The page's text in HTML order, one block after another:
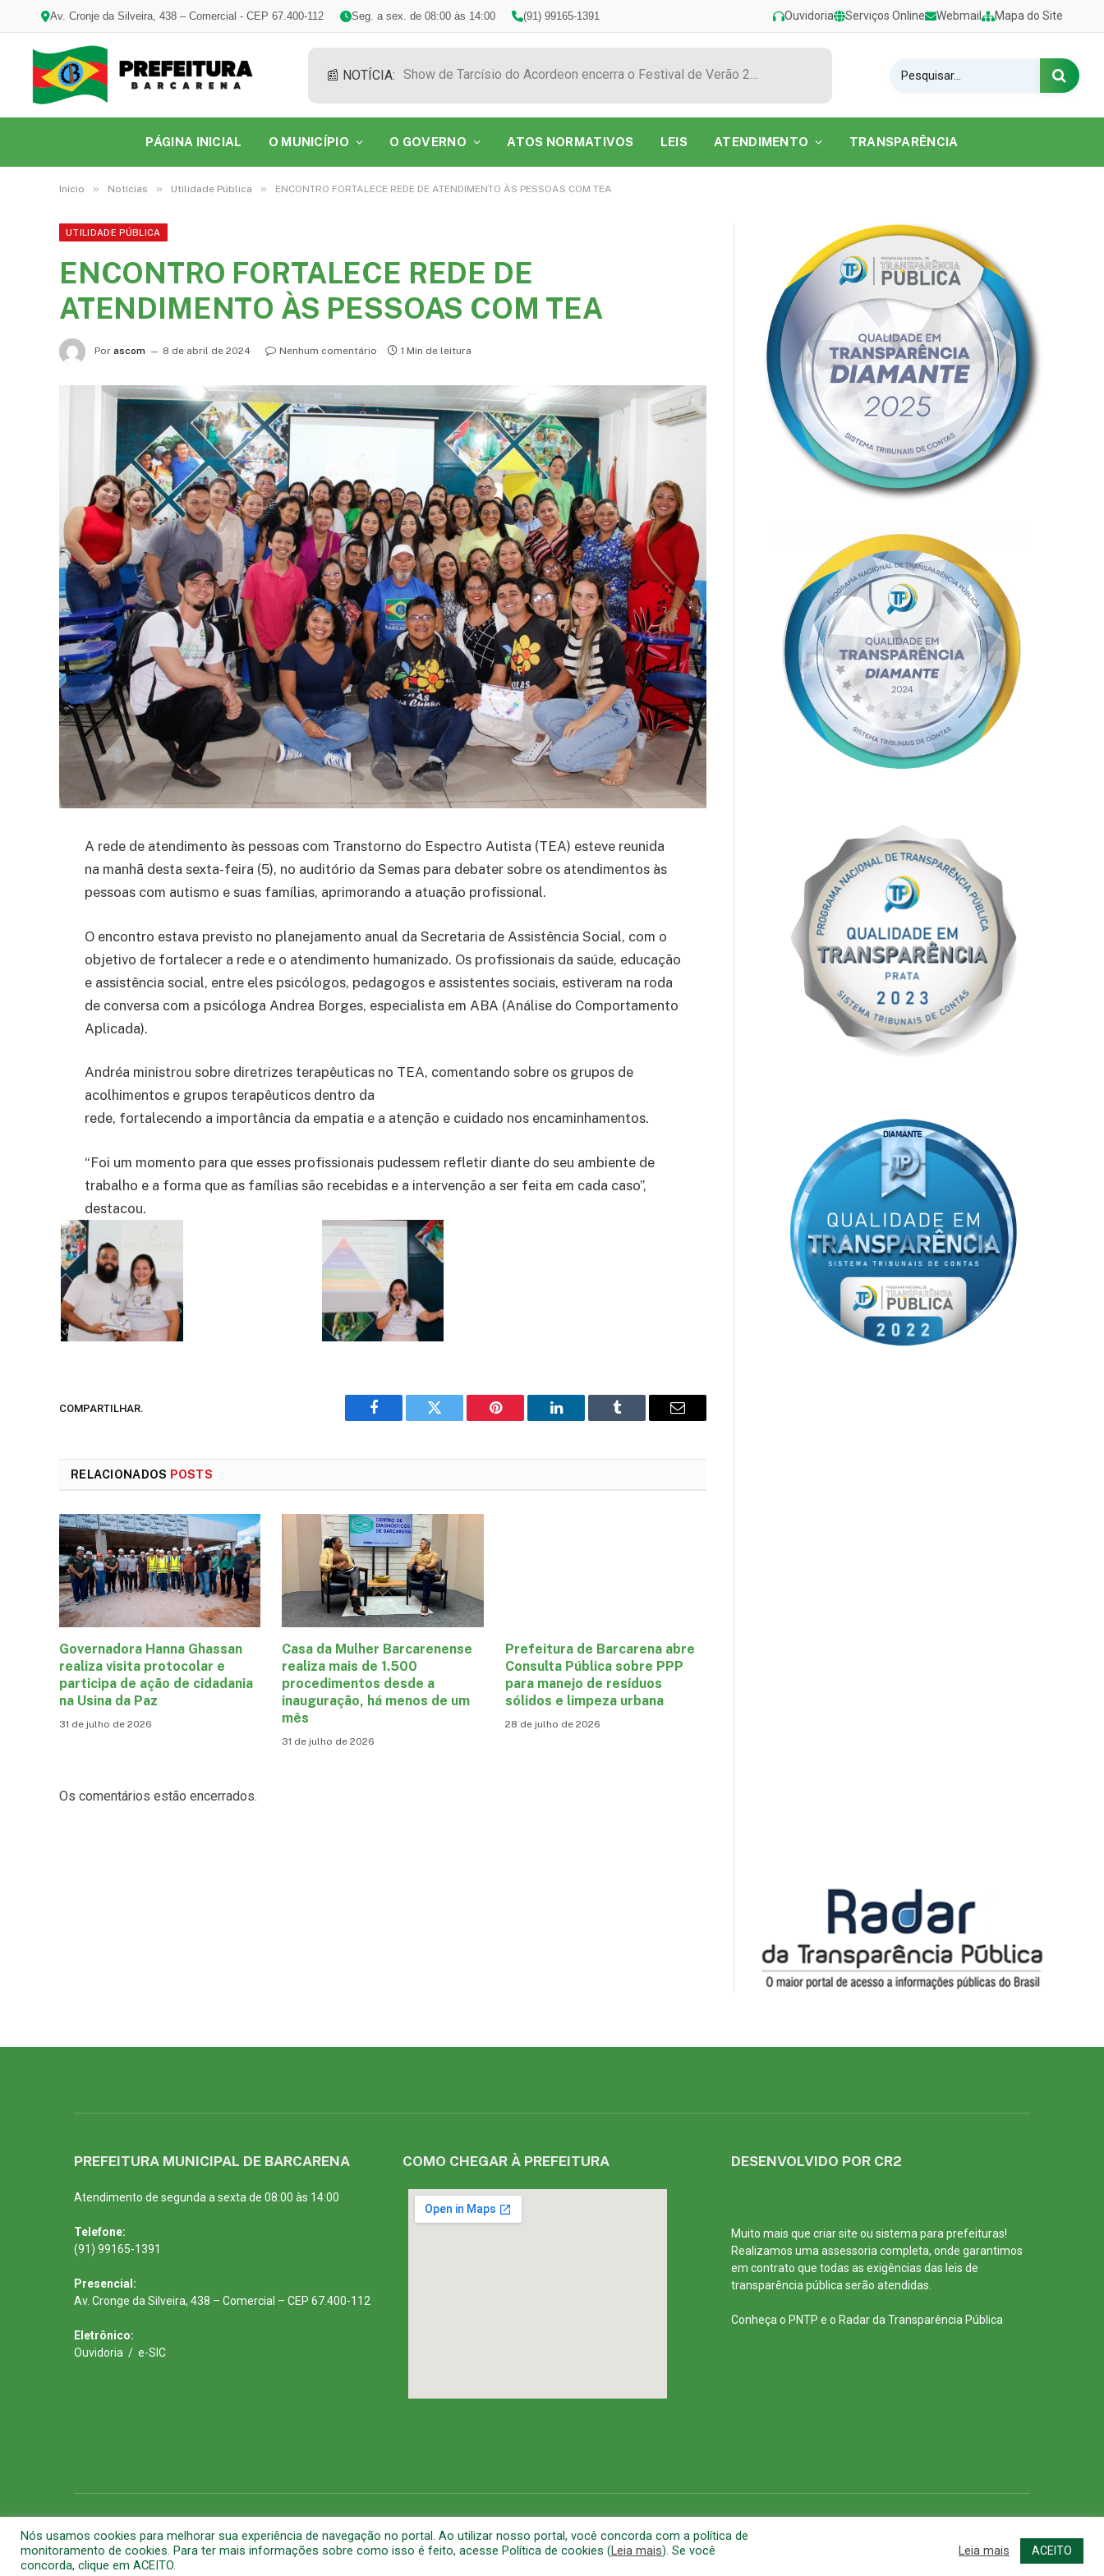
Av. Cronje da Silveira, 438 – Comercial - CEP 67.400-112 Seg. a sex. de 08:00 às 14:00 (91) 99165-1391 Ouvidoria Serviços Online Webmail Mapa do Site
📰 NOTÍCIA: Show de Tarcísio do Acordeon encerra o Festival de Verão 2026 na Praia do Caripi
PÁGINA INICIAL O MUNICÍPIO O GOVERNO ATOS NORMATIVOS LEIS ATENDIMENTO TRANSPARÊNCIA
Início » Notícias » Utilidade Pública » ENCONTRO FORTALECE REDE DE ATENDIMENTO ÀS PESSOAS COM TEA
UTILIDADE PÚBLICA
ENCONTRO FORTALECE REDE DE
ATENDIMENTO ÀS PESSOAS COM TEA
Por ascom 8 de abril de 2024 Nenhum comentário 1 Min de leitura
A rede de atendimento às pessoas com Transtorno do Espectro Autista (TEA) esteve reunida
na manhã desta sexta-feira (5), no auditório da Semas para debater sobre os atendimentos às
pessoas com autismo e suas famílias, aprimorando a atuação profissional.
O encontro estava previsto no planejamento anual da Secretaria de Assistência Social, com o
objetivo de fortalecer a rede e o atendimento humanizado. Os profissionais da saúde, educação
e assistência social, entre eles psicólogos, pedagogos e assistentes sociais, estiveram na roda
de conversa com a psicóloga Andrea Borges, especialista em ABA (Análise do Comportamento
Aplicada).
Andréa ministrou sobre diretrizes terapêuticas no TEA, comentando sobre os grupos de
acolhimentos e grupos terapêuticos dentro da
rede, fortalecendo a importância da empatia e a atenção e cuidado nos encaminhamentos.
“Foi um momento para que esses profissionais pudessem refletir diante do seu ambiente de
trabalho e a forma que as famílias são recebidas e a intervenção a ser feita em cada caso”,
destacou.
COMPARTILHAR.
Facebook Twitter Pinterest LinkedIn Tumblr
E-
RELACIONADOS POSTS
Governadora Hanna Ghassan
realiza visita protocolar e
participa de ação de cidadania
na Usina da Paz
31 de julho de 2026
Casa da Mulher Barcarenense
realiza mais de 1.500
procedimentos desde a
inauguração, há menos de um
mês
31 de julho de 2026
Prefeitura de Barcarena abre
Consulta Pública sobre PPP
para manejo de resíduos
sólidos e limpeza urbana
28 de julho de 2026
Os comentários estão encerrados.
PREFEITURA MUNICIPAL DE BARCARENA
Atendimento de segunda a sexta de 08:00 às 14:00
Telefone:
(91) 99165-1391
Presencial:
Av. Cronge da Silveira, 438 – Comercial – CEP 67.400-112
Eletrônico:
Ouvidoria / e-SIC
COMO CHEGAR À PREFEITURA DESENVOLVIDO POR CR2
Muito mais que criar site ou sistema para prefeituras!
Realizamos uma assessoria completa, onde garantimos
em contrato que todas as exigências das leis de
transparência pública serão atendidas.
Conheça o PNTP e o Radar da Transparência Pública
Nós usamos cookies para melhorar sua experiência de navegação no portal. Ao utilizar nosso portal, você concorda com a política de
monitoramento de cookies. Para ter mais informações sobre como isso é feito, acesse Política de cookies (Leia mais). Se você
concorda, clique em ACEITO.
Leia mais ACEITO